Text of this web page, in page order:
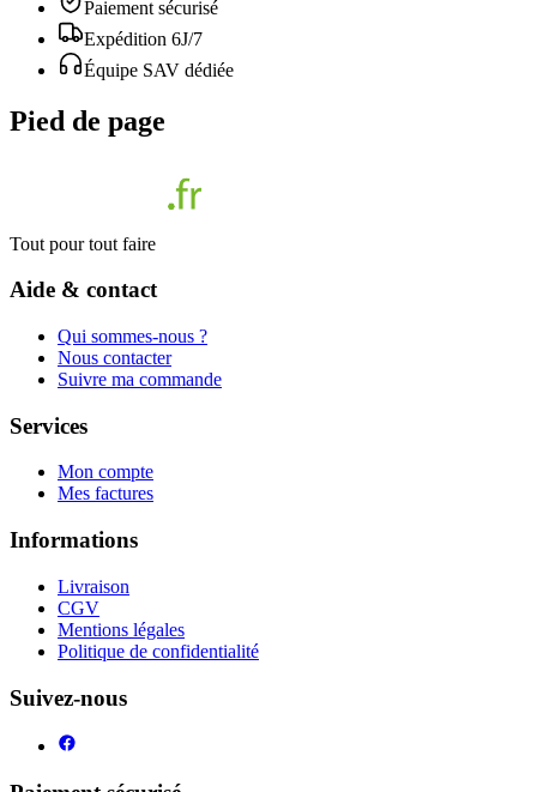
Paiement sécurisé
Expédition 6J/7
Équipe SAV dédiée
Pied de page
Tout pour tout faire
Aide & contact
Qui sommes-nous ?
Nous contacter
Suivre ma commande
Services
Mon compte
Mes factures
Informations
Livraison
CGV
Mentions légales
Politique de confidentialité
Suivez-nous